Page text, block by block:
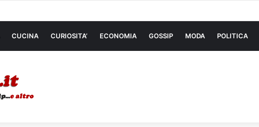
CUCINA CURIOSITA’ ECONOMIA GOSSIP MODA POLITICA